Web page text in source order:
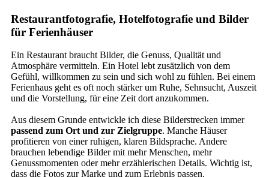
Restaurantfotografie, Hotelfotografie und Bilder
für Ferienhäuser
Ein Restaurant braucht Bilder, die Genuss, Qualität und
Atmosphäre vermitteln. Ein Hotel lebt zusätzlich von dem
Gefühl, willkommen zu sein und sich wohl zu fühlen. Bei einem
Ferienhaus geht es oft noch stärker um Ruhe, Sehnsucht, Auszeit
und die Vorstellung, für eine Zeit dort anzukommen.
Aus diesem Grunde entwickle ich diese Bilderstrecken immer
passend zum Ort und zur Zielgruppe. Manche Häuser
profitieren von einer ruhigen, klaren Bildsprache. Andere
brauchen lebendige Bilder mit mehr Menschen, mehr
Genussmomenten oder mehr erzählerischen Details. Wichtig ist,
dass die Fotos zur Marke und zum Erlebnis passen.